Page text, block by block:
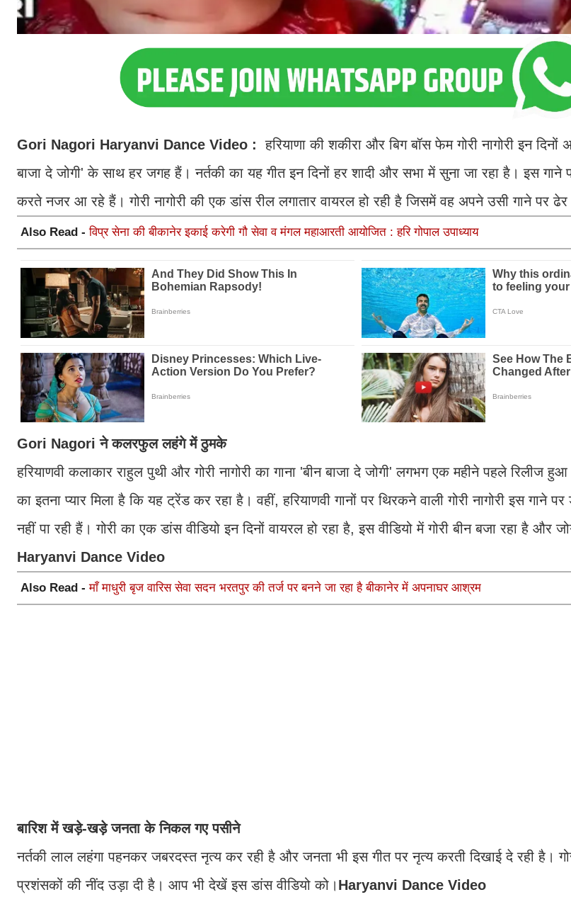
Gori Nagori Haryanvi Dance Video : हरियाणा की शकीरा और बिग बॉस फेम गोरी नागोरी इन दिनों
बाजा दे जोगी' के साथ हर जगह हैं। नर्तकी का यह गीत इन दिनों हर शादी और सभा में सुना जा रहा है। इस गाने
करते नजर आ रहे हैं। गोरी नागोरी की एक डांस रील लगातार वायरल हो रही है जिसमें वह अपने उसी गाने पर
Also Read -विप्र सेना की बीकानेर इकाई करेगी गौ सेवा व मंगल महाआरती आयोजित : हरि गोपाल उपाध्याय
Gori Nagori ने कलरफुल लहंगे में ठुमके
हरियाणवी कलाकार राहुल पुथी और गोरी नागोरी का गाना 'बीन बाजा दे जोगी' लगभग एक महीने पहले रिलीज
का इतना प्यार मिला है कि यह ट्रेंड कर रहा है। वहीं, हरियाणवी गानों पर थिरकने वाली गोरी नागोरी इस
नहीं पा रही हैं। गोरी का एक डांस वीडियो इन दिनों वायरल हो रहा है, इस वीडियो में गोरी बीन बजा रहा है और
Haryanvi Dance Video
Also Read -माँ माधुरी बृज वारिस सेवा सदन भरतपुर की तर्ज पर बनने जा रहा है बीकानेर में अपनाघर आश्रम
बारिश में खड़े-खड़े जनता के निकल गए पसीने
नर्तकी लाल लहंगा पहनकर जबरदस्त नृत्य कर रही है और जनता भी इस गीत पर नृत्य करती दिखाई दे रही है।
प्रशंसकों की नींद उड़ा दी है। आप भी देखें इस डांस वीडियो को। Haryanvi Dance Video